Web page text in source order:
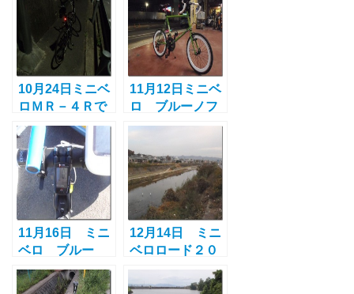
10月24日ミニベ
ロＭＲ－４Ｒで
清滝峠ポタリン
グ
11月12日ミニベ
ロ ブルーノフ
ルカスタム車
初ポタリング
11月16日 ミニ
ベロ ブルー
ノ ロード20で
和歌山ツーリン
12月14日 ミニ
ベロロード２０
フルカスタムで
ポタリング